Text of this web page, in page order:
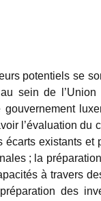
potentiels se
sein de
l’évaluation du
écarts existants
; la
à travers
des